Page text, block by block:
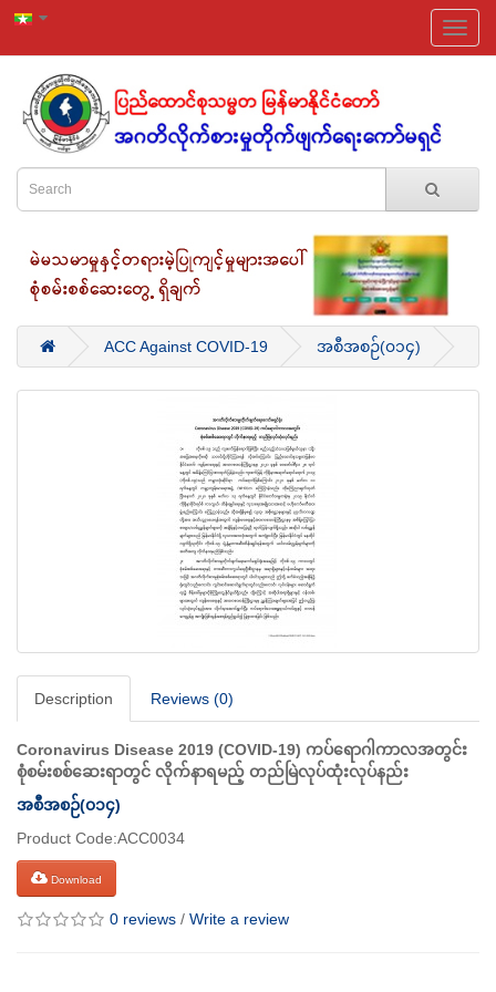
ACC Against COVID-19 အစီအစဉ်(၀၁၄)
Description Reviews (0)
Coronavirus Disease 2019 (COVID-19) ကပ်ရောဂါကာလအတွင်း
စုံစမ်းစစ်ဆေးရာတွင် လိုက်နာရမည့် တည်မြဲလုပ်ထုံးလုပ်နည်း
အစီအစဉ်(၀၁၄)
Product Code:ACC0034
Download
0 reviews / Write a review